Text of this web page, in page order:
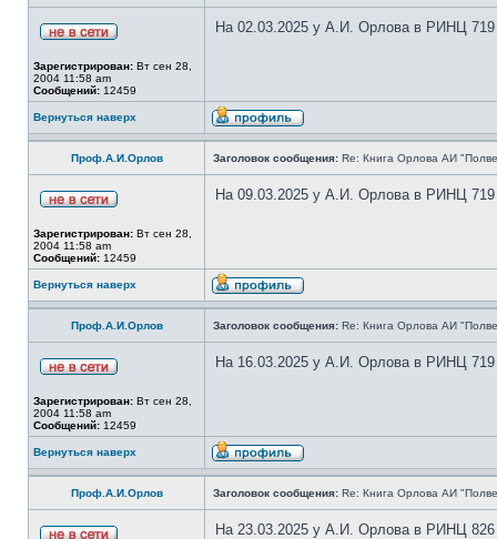
Зарегистрирован: Вт сен 28,
2004 11:58 am
Сообщений: 12459
На 02.03.2025 у А.И. Орлова в РИНЦ 719
Вернуться наверх
Проф.А.И.Орлов Заголовок сообщения: Re: Книга Орлова АИ
Зарегистрирован: Вт сен 28,
2004 11:58 am
Сообщений: 12459
На 09.03.2025 у А.И. Орлова в РИНЦ 719
Вернуться наверх
Проф.А.И.Орлов Заголовок сообщения: Re: Книга Орлова АИ
Зарегистрирован: Вт сен 28,
2004 11:58 am
Сообщений: 12459
На 16.03.2025 у А.И. Орлова в РИНЦ 719
Вернуться наверх
Проф.А.И.Орлов Заголовок сообщения: Re: Книга Орлова АИ
На 23.03.2025 у А.И. Орлова в РИНЦ 826